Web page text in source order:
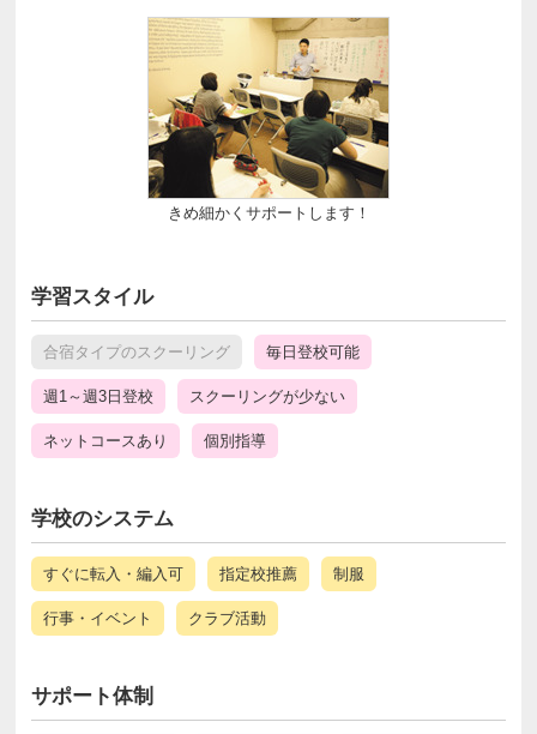
きめ細かくサポートします！
学習スタイル
合宿タイプのスクーリング 毎日登校可能
週1～週3日登校 スクーリングが少ない
ネットコースあり 個別指導
学校のシステム
すぐに転入・編入可 指定校推薦 制服
行事・イベント クラブ活動
サポート体制